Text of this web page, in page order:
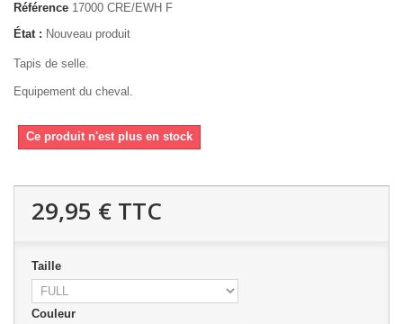
Référence 17000 CRE/EWH F
État : Nouveau produit
Tapis de selle.
Equipement du cheval.
Ce produit n'est plus en stock
29,95 € TTC
Taille
Couleur